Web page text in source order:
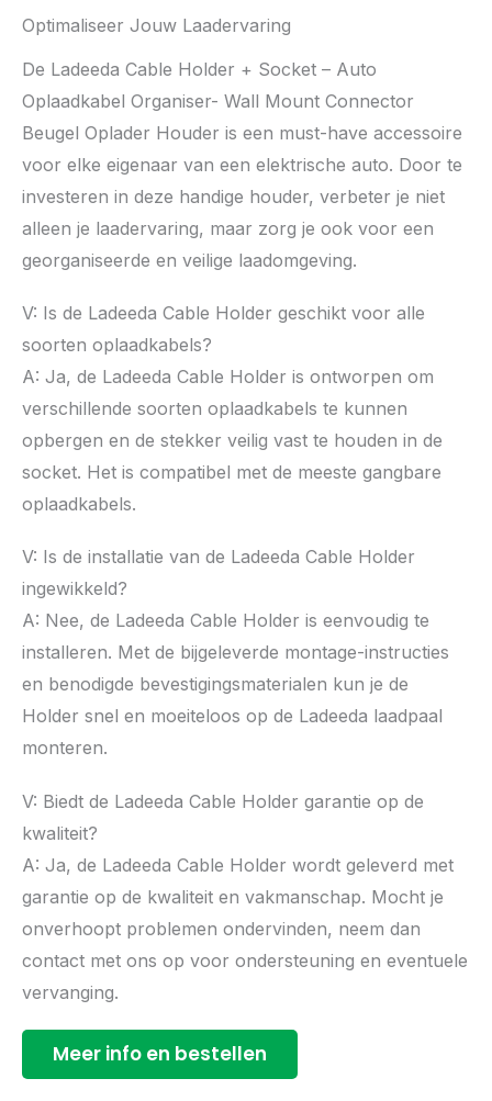
Optimaliseer Jouw Laadervaring
De Ladeeda Cable Holder + Socket – Auto
Oplaadkabel Organiser- Wall Mount Connector
Beugel Oplader Houder is een must-have accessoire
voor elke eigenaar van een elektrische auto. Door te
investeren in deze handige houder, verbeter je niet
alleen je laadervaring, maar zorg je ook voor een
georganiseerde en veilige laadomgeving.
V: Is de Ladeeda Cable Holder geschikt voor alle
soorten oplaadkabels?
A: Ja, de Ladeeda Cable Holder is ontworpen om
verschillende soorten oplaadkabels te kunnen
opbergen en de stekker veilig vast te houden in de
socket. Het is compatibel met de meeste gangbare
oplaadkabels.
V: Is de installatie van de Ladeeda Cable Holder
ingewikkeld?
A: Nee, de Ladeeda Cable Holder is eenvoudig te
installeren. Met de bijgeleverde montage-instructies
en benodigde bevestigingsmaterialen kun je de
Holder snel en moeiteloos op de Ladeeda laadpaal
monteren.
V: Biedt de Ladeeda Cable Holder garantie op de
kwaliteit?
A: Ja, de Ladeeda Cable Holder wordt geleverd met
garantie op de kwaliteit en vakmanschap. Mocht je
onverhoopt problemen ondervinden, neem dan
contact met ons op voor ondersteuning en eventuele
vervanging.
Meer info en bestellen